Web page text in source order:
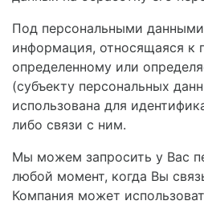
Под персональными
информация, относящаяся к
определенному или
(субъекту персональных
использована для
либо связи с ним.
Мы можем запросить у Вас
любой момент, когда Вы
Компания может